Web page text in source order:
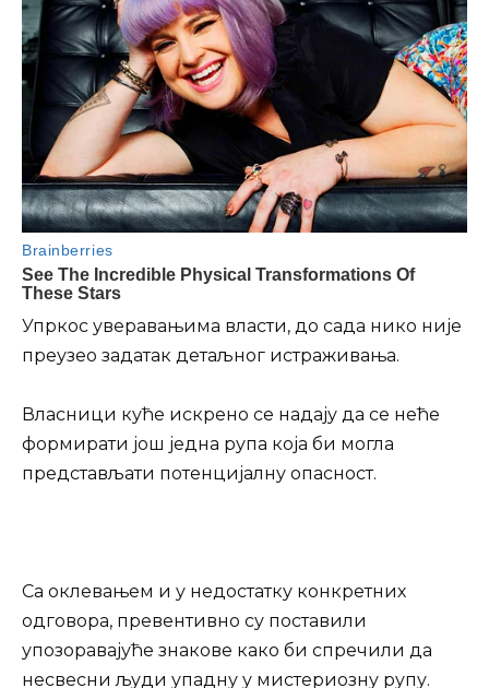
Упркос уверавањима власти, до сада нико није
преузео задатак детаљног истраживања.
Власници куће искрено се надају да се неће
формирати још једна рупа која би могла
представљати потенцијалну опасност.
Са оклевањем и у недостатку конкретних
одговора, превентивно су поставили
упозоравајуће знакове како би спречили да
несвесни људи упадну у мистериозну рупу.